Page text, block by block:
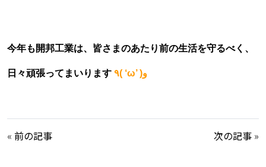
今年も開邦工業は、皆さまのあたり前の生活を守るべく、
日々頑張ってまいります ٩( ‘ω’ )و
« 前の記事 次の記事 »